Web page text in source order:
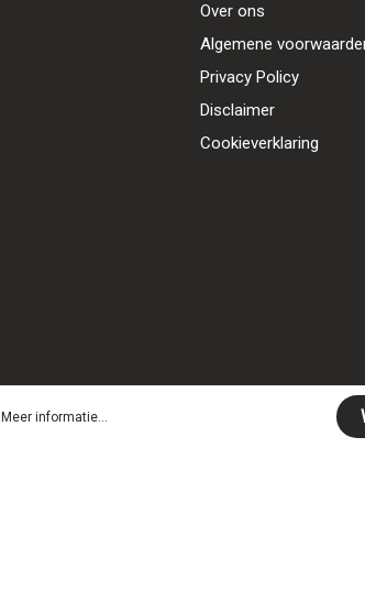
Over ons
Algemene
Privacy Policy
Disclaimer
Cookieverklaring
Meer informatie...